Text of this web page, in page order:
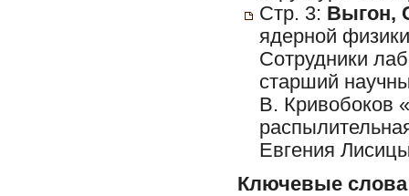
Стр. 3: Выгон,
ядерной
Сотрудники
старший
В. Кривобоков
Евгения
Ключевые слова